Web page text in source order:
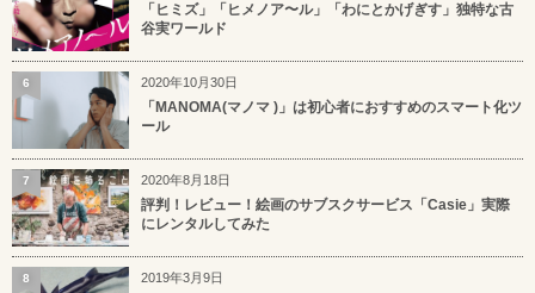
「ヒミズ」「ヒメノア〜ル」「わにとかげぎす」独特な古
谷実ワールド
2020年10月30日
「MANOMA(マノマ )」は初心者におすすめのスマート化ツ
ール
6
2020年8月18日
評判！レビュー！絵画のサブスクサービス「Casie」実際
にレンタルしてみた
7
2019年3月9日
8